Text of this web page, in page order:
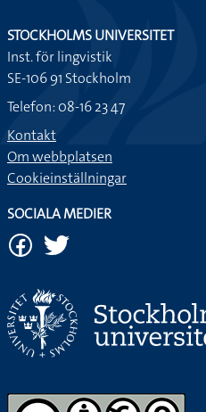
STOCKHOLMS UNIVERSITET
Inst. för lingvistik
SE-106 91 Stockholm
Telefon: 08-16 23 47
Kontakt
Om webbplatsen
Cookieinställningar
SOCIALA MEDIER